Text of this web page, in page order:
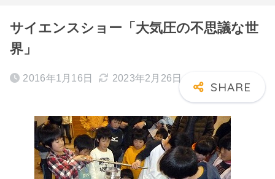
サイエンスショー「大気圧の不思議な世
界」
2016年1月16日 2023年2月26日